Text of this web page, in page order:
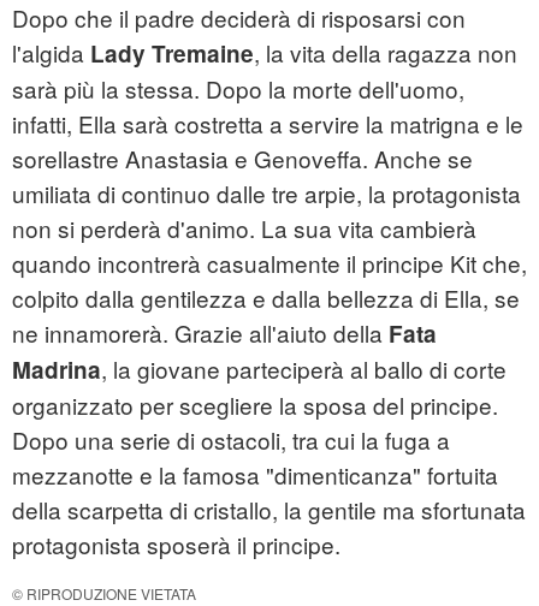
Dopo che il padre deciderà di risposarsi con
l'algida Lady Tremaine, la vita della ragazza non
sarà più la stessa. Dopo la morte dell'uomo,
infatti, Ella sarà costretta a servire la matrigna e le
sorellastre Anastasia e Genoveffa. Anche se
umiliata di continuo dalle tre arpie, la protagonista
non si perderà d'animo. La sua vita cambierà
quando incontrerà casualmente il principe Kit che,
colpito dalla gentilezza e dalla bellezza di Ella, se
ne innamorerà. Grazie all'aiuto della Fata
Madrina, la giovane parteciperà al ballo di corte
organizzato per scegliere la sposa del principe.
Dopo una serie di ostacoli, tra cui la fuga a
mezzanotte e la famosa "dimenticanza" fortuita
della scarpetta di cristallo, la gentile ma sfortunata
protagonista sposerà il principe.
© RIPRODUZIONE VIETATA